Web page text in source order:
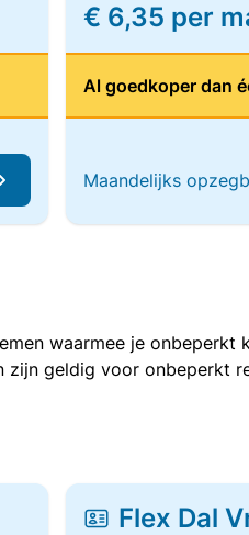
€ 6,35 per
Al goedkoper dan
Maandelijks
waarmee je
geldig voor onbeperkt
Flex Dal